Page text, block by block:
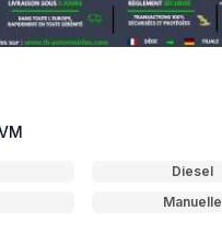
Diesel
Manuelle